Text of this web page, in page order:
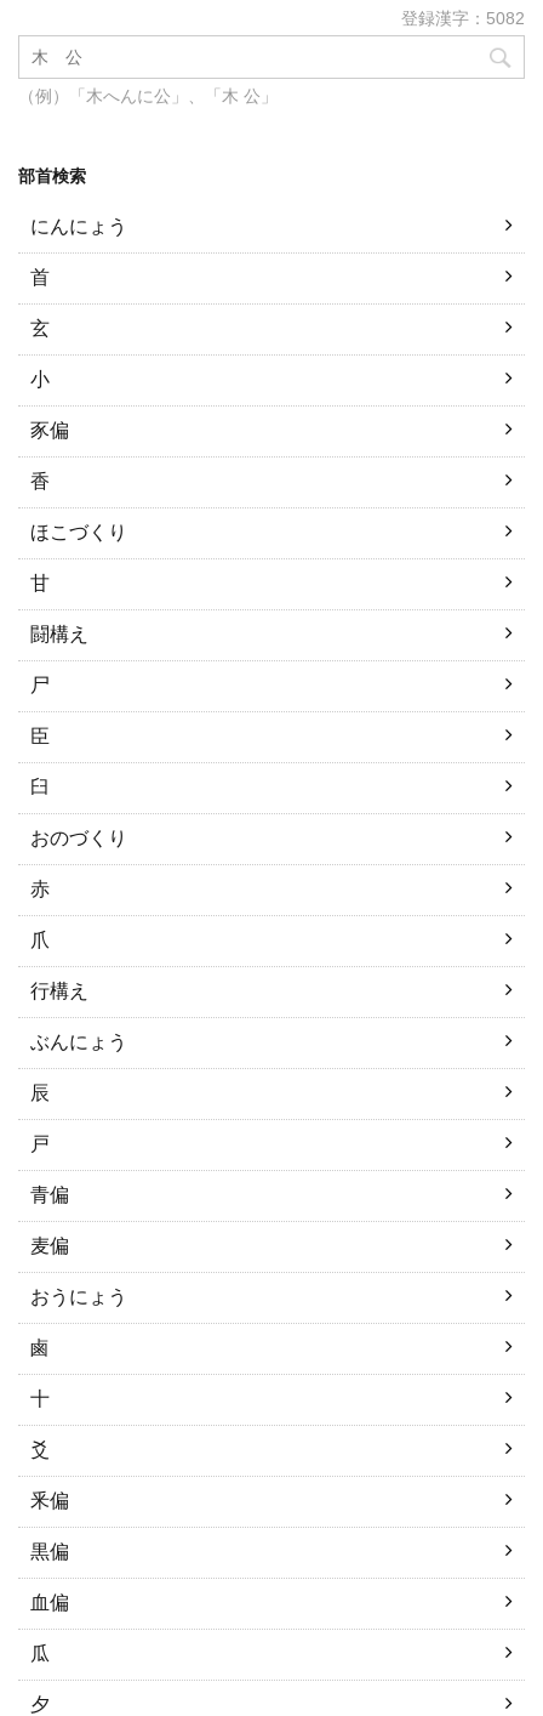
登録漢字：5082
（例）「木へんに公」、「木 公」
部首検索
にんにょう
首
玄
小
豕偏
香
ほこづくり
甘
闘構え
尸
臣
臼
おのづくり
赤
爪
行構え
ぶんにょう
辰
戸
青偏
麦偏
おうにょう
鹵
十
爻
釆偏
黒偏
血偏
瓜
夕